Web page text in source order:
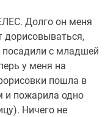
Долго он меня
дорисовываться,
с младшей
у меня на
пошла в
и пожарила одно
Ничего не